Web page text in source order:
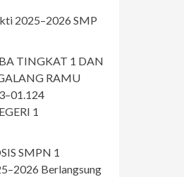
2025–2026 SMP
TINGKAT 1 DAN
RAMU
1
SMPN 1
Berlangsung